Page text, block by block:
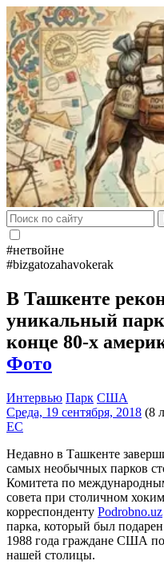
#нетвойне
#bizgatozahavokerak
В Ташкенте
уникальный
конце 80-х
Фото
Интервью Парк США
Среда, 19 сентября, 2018 (8
EC
Недавно в Ташкенте
самых необычных парков
Комитета по
совета при столичном
корреспонденту Podrobno.uz
парка, который был
1988 года граждане США
нашей столицы.